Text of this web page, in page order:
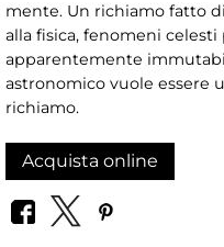
mente. Un richiamo fatto
alla fisica, fenomeni
apparentemente
astronomico vuole essere
richiamo.
Acquista online